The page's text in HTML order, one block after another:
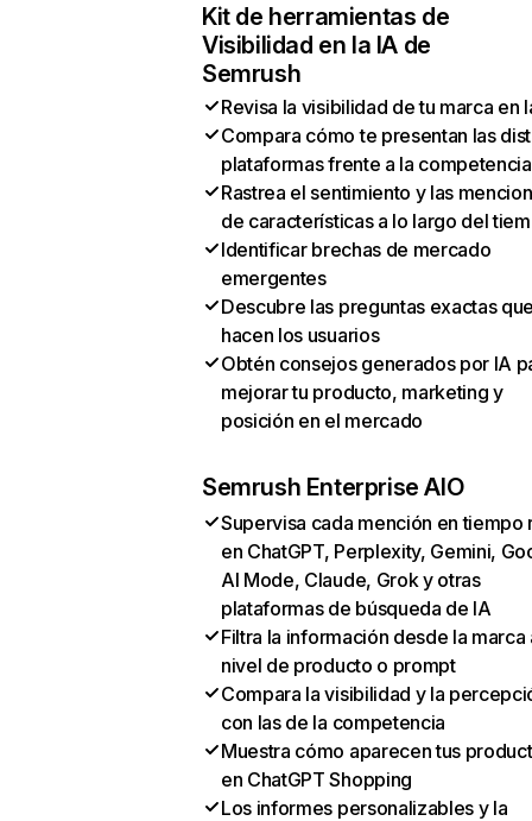
Kit de herramientas de
Visibilidad en la IA de
Semrush
Revisa la visibilidad de tu marca en
Compara cómo te presentan las
plataformas frente a la competencia
Rastrea el sentimiento y las
de características a lo largo del
Identificar brechas de mercado
emergentes
Descubre las preguntas exactas
hacen los usuarios
Obtén consejos generados por IA
mejorar tu producto, marketing y
posición en el mercado
Semrush Enterprise AIO
Supervisa cada mención en tiempo
en ChatGPT, Perplexity, Gemini,
AI Mode, Claude, Grok y otras
plataformas de búsqueda de IA
Filtra la información desde la marca
nivel de producto o prompt
Compara la visibilidad y la
con las de la competencia
Muestra cómo aparecen tus
en ChatGPT Shopping
Los informes personalizables y la